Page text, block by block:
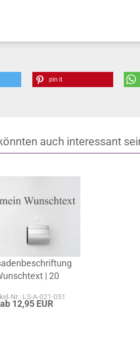
pin it
auch interessant
| 20
LS-A-021-051
ab 12,95 EUR